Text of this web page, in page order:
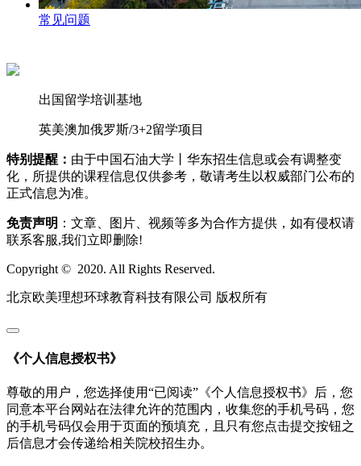
常见问题
出国留学培训基地
英美澳加俄罗斯/3+2留学项目
特别提醒： 由于中国石油大学丨华东招生信息或会有调整变
化，所提供的课程信息仅供参考，敬请考生以权威部门公布的
正式信息为准。
免责声明 ：文章、图片、视频等多为合作方提供，如有侵权请
联系客服,我们立即删除!
Copyright © 2020. All Rights Reserved.
北京欧美理想环球教育科技有限公司 版权所有
《个人信息授权书》
尊敬的用户，您选择使用“已阅读”《个人信息授权书》后，您
同意本平台网站在法律允许的范围内，收集您的手机号码，您
的手机号码仅会用于页面的预填充，且只有您点击提交按钮之
后信息才会传递给相关院校招生办。